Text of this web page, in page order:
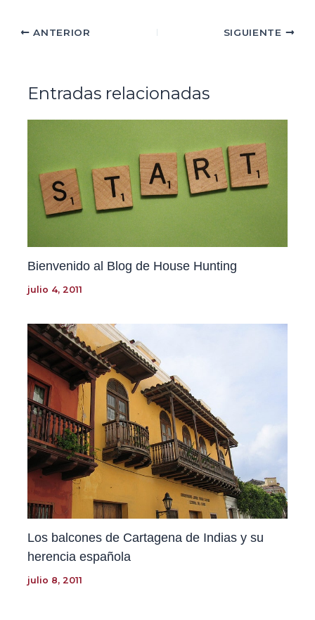
ANTERIOR SIGUIENTE
Entradas relacionadas
Bienvenido al Blog de House Hunting
julio 4, 2011
Los balcones de Cartagena de Indias y su
herencia española
julio 8, 2011